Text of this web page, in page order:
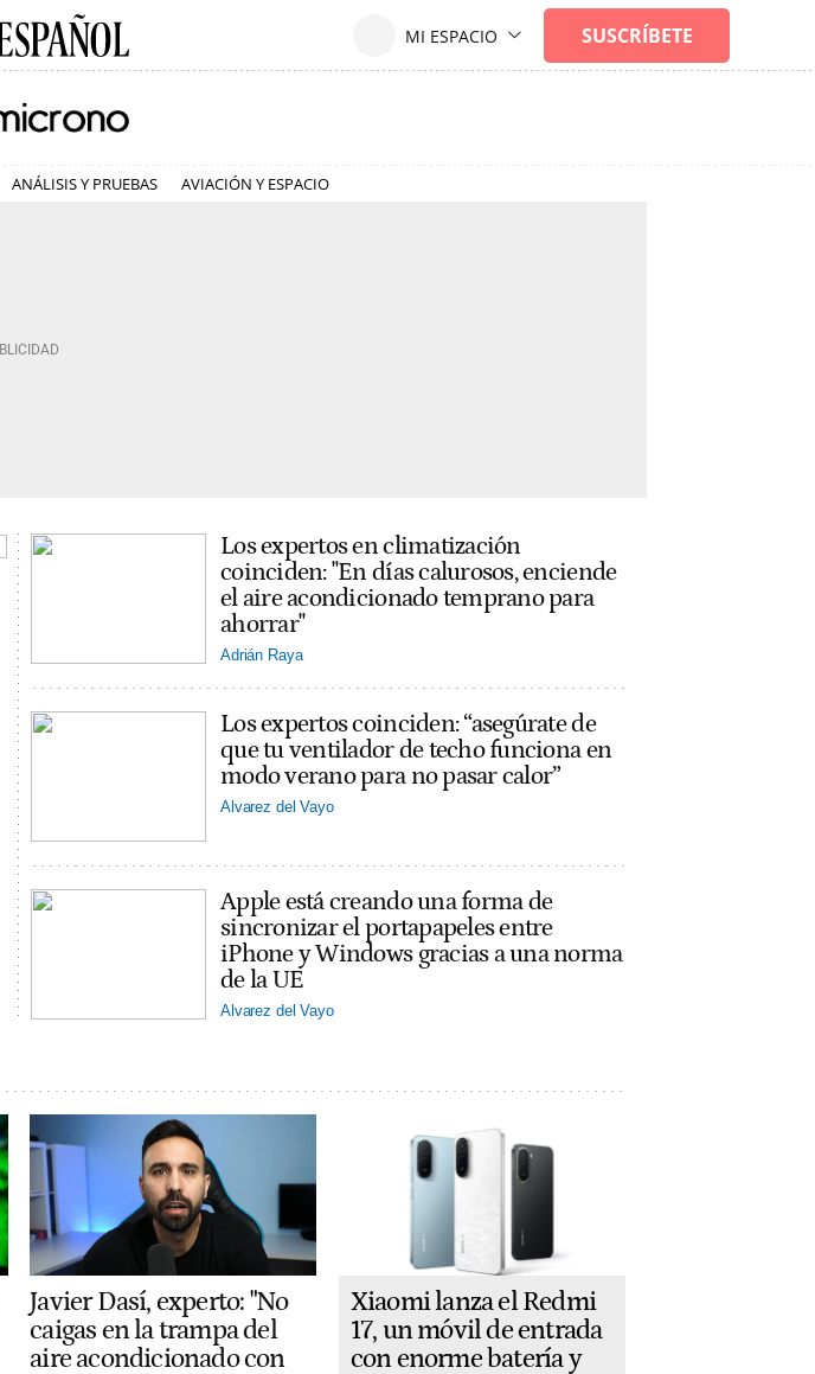
ANÁLISIS Y PRUEBAS AVIACIÓN Y ESPACIO
Los expertos en climatización
coinciden: "En días calurosos, enciende
el aire acondicionado temprano para
ahorrar"
Adrián Raya
Los expertos coinciden: “asegúrate de
que tu ventilador de techo funciona en
modo verano para no pasar calor”
Alvarez del Vayo
Apple está creando una forma de
sincronizar el portapapeles entre
iPhone y Windows gracias a una norma
de la UE
Alvarez del Vayo
Javier Dasí, experto: "No
caigas en la trampa del
aire acondicionado con
Xiaomi lanza el Redmi
17, un móvil de entrada
con enorme batería y